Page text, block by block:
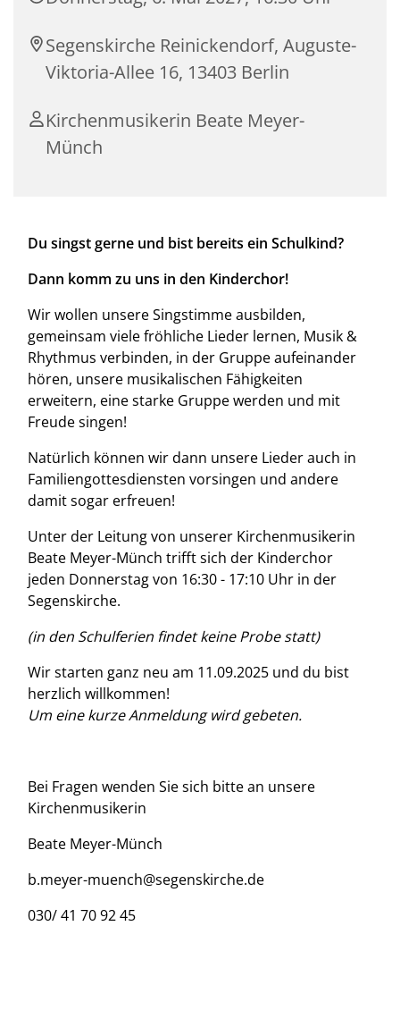
Segenskirche Reinickendorf, Auguste-
Viktoria-Allee 16, 13403 Berlin
Kirchenmusikerin Beate Meyer-
Münch
Du singst gerne und bist bereits ein Schulkind?
Dann komm zu uns in den Kinderchor!
Wir wollen unsere Singstimme ausbilden,
gemeinsam viele fröhliche Lieder lernen, Musik &
Rhythmus verbinden, in der Gruppe aufeinander
hören, unsere musikalischen Fähigkeiten
erweitern, eine starke Gruppe werden und mit
Freude singen!
Natürlich können wir dann unsere Lieder auch in
Familiengottesdiensten vorsingen und andere
damit sogar erfreuen!
Unter der Leitung von unserer Kirchenmusikerin
Beate Meyer-Münch trifft sich der Kinderchor
jeden Donnerstag von 16:30 - 17:10 Uhr in der
Segenskirche.
(in den Schulferien findet keine Probe statt)
Wir starten ganz neu am 11.09.2025 und du bist
herzlich willkommen!
Um eine kurze Anmeldung wird gebeten.
Bei Fragen wenden Sie sich bitte an unsere
Kirchenmusikerin
Beate Meyer-Münch
b.meyer-muench@segenskirche.de
030/ 41 70 92 45